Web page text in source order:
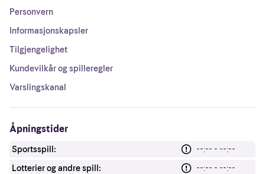
Personvern
Informasjonskapsler
Tilgjengelighet
Kundevilkår og spilleregler
Varslingskanal
Åpningstider
Sportsspill:
--:-- - --:--
Lotterier og andre spill:
--:-- - --:--